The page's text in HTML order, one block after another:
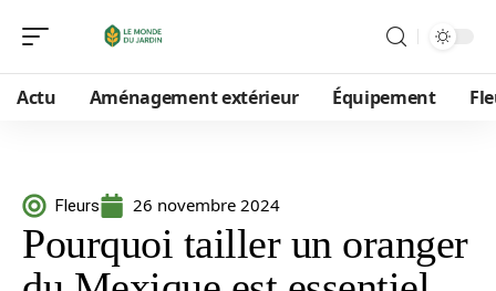
Actu Aménagement extérieur Équipement
Fleurs 26 novembre 2024
Pourquoi tailler un oranger